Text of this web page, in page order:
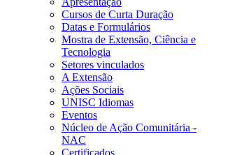
Cursos de Curta Duração
Datas e Formulários
Mostra de Extensão, Ciência e
Tecnologia
Setores vinculados
A Extensão
Ações Sociais
UNISC Idiomas
Eventos
Núcleo de Ação Comunitária -
NAC
Certificados